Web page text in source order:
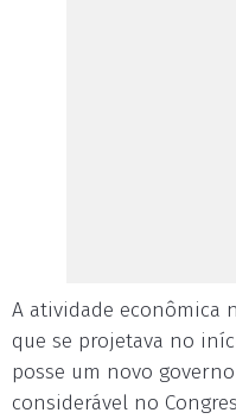
A atividade econômica
que se projetava no
posse um novo
considerável no